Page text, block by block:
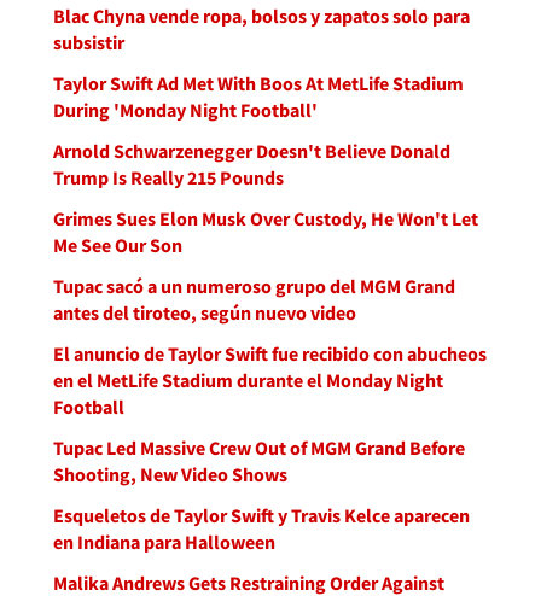
Blac Chyna vende ropa, bolsos y zapatos solo para
subsistir
Taylor Swift Ad Met With Boos At MetLife Stadium
During 'Monday Night Football'
Arnold Schwarzenegger Doesn't Believe Donald
Trump Is Really 215 Pounds
Grimes Sues Elon Musk Over Custody, He Won't Let
Me See Our Son
Tupac sacó a un numeroso grupo del MGM Grand
antes del tiroteo, según nuevo video
El anuncio de Taylor Swift fue recibido con abucheos
en el MetLife Stadium durante el Monday Night
Football
Tupac Led Massive Crew Out of MGM Grand Before
Shooting, New Video Shows
Esqueletos de Taylor Swift y Travis Kelce aparecen
en Indiana para Halloween
Malika Andrews Gets Restraining Order Against